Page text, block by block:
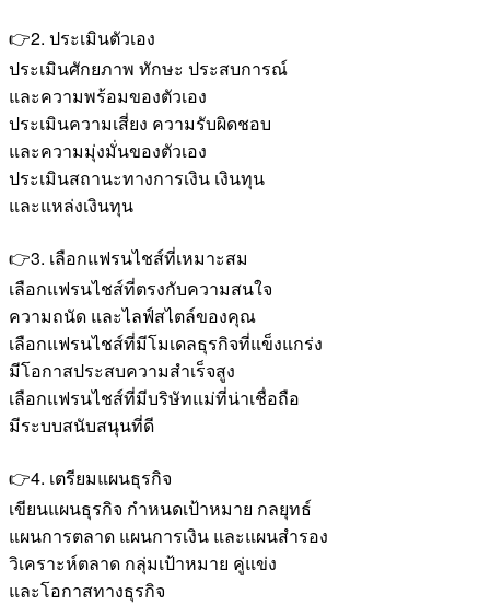
👉2. ประเมินตัวเอง
ประเมินศักยภาพ ทักษะ ประสบการณ์
และความพร้อมของตัวเอง
ประเมินความเสี่ยง ความรับผิดชอบ
และความมุ่งมั่นของตัวเอง
ประเมินสถานะทางการเงิน เงินทุน
และแหล่งเงินทุน
👉3. เลือกแฟรนไชส์ที่เหมาะสม
เลือกแฟรนไชส์ที่ตรงกับความสนใจ
ความถนัด และไลฟ์สไตล์ของคุณ
เลือกแฟรนไชส์ที่มีโมเดลธุรกิจที่แข็งแกร่ง
มีโอกาสประสบความสำเร็จสูง
เลือกแฟรนไชส์ที่มีบริษัทแม่ที่น่าเชื่อถือ
มีระบบสนับสนุนที่ดี
👉4. เตรียมแผนธุรกิจ
เขียนแผนธุรกิจ กำหนดเป้าหมาย กลยุทธ์
แผนการตลาด แผนการเงิน และแผนสำรอง
วิเคราะห์ตลาด กลุ่มเป้าหมาย คู่แข่ง
และโอกาสทางธุรกิจ